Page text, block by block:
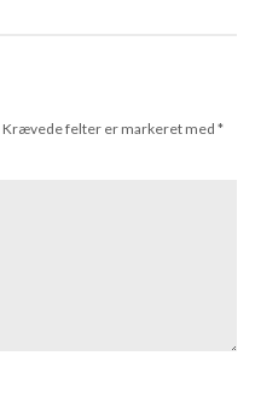
Krævede felter er markeret med *